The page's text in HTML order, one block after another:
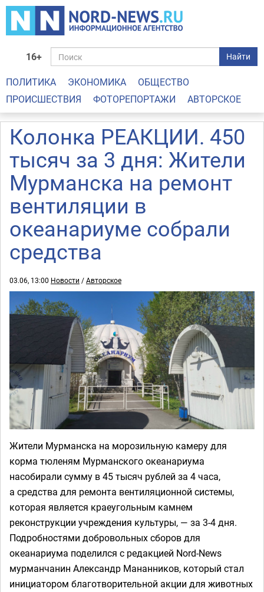
16+ Найти
ПОЛИТИКА ЭКОНОМИКА
ОБЩЕСТВО
ПРОИСШЕСТВИЯ
ФОТОРЕПОРТАЖИ АВТОРСКОЕ
Колонка РЕАКЦИИ. 450
тысяч за 3 дня: Жители
Мурманска на ремонт
вентиляции в
океанариуме собрали
средства
03.06, 13:00 Новости /Авторское
Жители Мурманска на морозильную камеру для
корма тюленям Мурманского океанариума
насобирали сумму в 45 тысяч рублей за 4 часа,
а средства для ремонта вентиляционной системы,
которая является краеугольным камнем
реконструкции учреждения культуры, — за 3-4 дня.
Подробностями добровольных сборов для
океанариума поделился с редакцией Nord-News
мурманчанин Александр Мананников, который стал
инициатором благотворительной акции для животных